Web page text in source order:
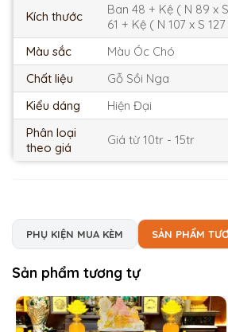
Kích thước
Ban 48 + Kệ ( N 89 x
61 + Kệ ( N 107 x S
Màu sắc
Màu Óc Chó
Chất liệu
Gỗ Sồi Nga
Kiểu dáng
Hiện Đại
Phân loại
theo giá
Giá từ 10tr - 15tr
PHỤ KIỆN MUA KÈM SẢN PHẨM
Sản phẩm tương tự